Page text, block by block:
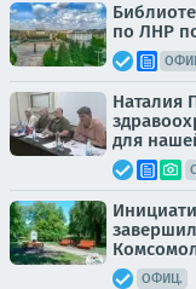
по ЛНР
Наталия
для
ОФИЦ.